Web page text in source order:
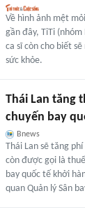
Về hình ảnh mệt
gần đây, TiTi
ca sĩ còn cho biết
sức khỏe.
Thái Lan tăng
chuyến bay
Bnews
Thái Lan sẽ tăng phí
còn được gọi là
bay quốc tế khởi
quan Quản lý Sân